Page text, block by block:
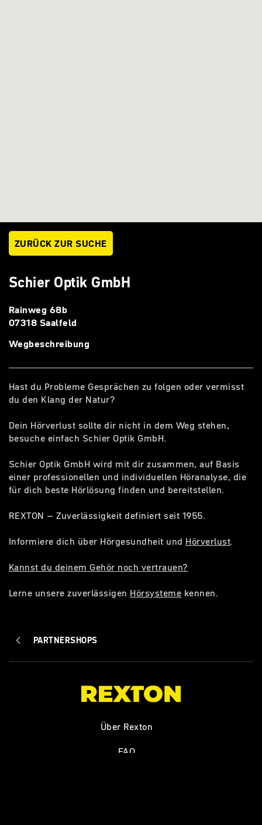
ZURÜCK ZUR SUCHE
Schier Optik GmbH
Rainweg 68b
07318 Saalfeld
Wegbeschreibung
Hast du Probleme Gesprächen zu folgen oder vermisst
du den Klang der Natur?
Dein Hörverlust sollte dir nicht in dem Weg stehen,
besuche einfach Schier Optik GmbH.
Schier Optik GmbH wird mit dir zusammen, auf Basis
einer professionellen und individuellen Höranalyse, die
für dich beste Hörlösung finden und bereitstellen.
REXTON – Zuverlässigkeit definiert seit 1955.
Informiere dich über Hörgesundheit und Hörverlust.
Kannst du deinem Gehör noch vertrauen?
Lerne unsere zuverlässigen Hörsysteme kennen.
PARTNERSHOPS
Über Rexton
FAQ